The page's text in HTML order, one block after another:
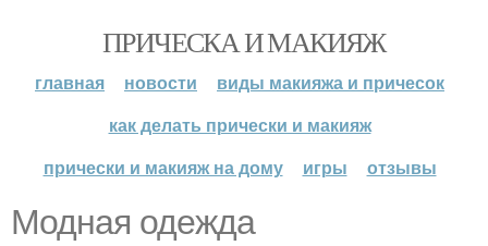
ПРИЧЕСКА И МАКИЯЖ
главная новости
виды макияжа и причесок
как делать прически и макияж
прически и макияж на дому
игры отзывы
Модная одежда